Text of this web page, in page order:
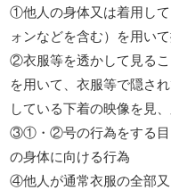
①他人の身体又は着用し
ォンなどを含む）を用い
②衣服等を透かして見る
を用いて、衣服等で隠さ
している下着の映像を見
③①・②号の行為をする目
の身体に向ける行為
④他人が通常衣服の全部